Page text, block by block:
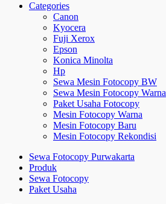
Categories
Canon
Kyocera
Fuji Xerox
Epson
Konica Minolta
Hp
Sewa Mesin Fotocopy BW
Sewa Mesin Fotocopy Warna
Paket Usaha Fotocopy
Mesin Fotocopy Warna
Mesin Fotocopy Baru
Mesin Fotocopy Rekondisi
Sewa Fotocopy Purwakarta
Produk
Sewa Fotocopy
Paket Usaha